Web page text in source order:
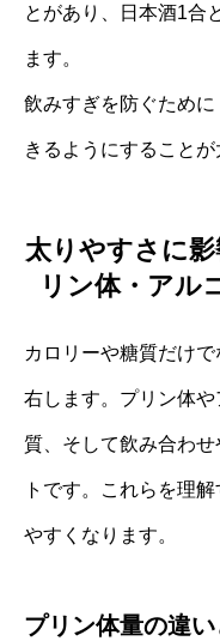
とがあり、日本酒1合
ます。
飲みすぎを防ぐため
きるようにすることが
太りやすさに
リン体・アル
カロリーや糖質だけ
右します。プリン体
質、そして飲み合わ
トです。これらを理
やすくなります。
プリン体量の違